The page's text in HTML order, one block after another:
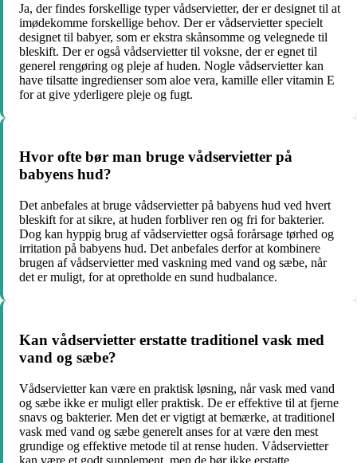
Ja, der findes forskellige typer vådservietter, der er designet til at
imødekomme forskellige behov. Der er vådservietter specielt
designet til babyer, som er ekstra skånsomme og velegnede til
bleskift. Der er også vådservietter til voksne, der er egnet til
generel rengøring og pleje af huden. Nogle vådservietter kan
have tilsatte ingredienser som aloe vera, kamille eller vitamin E
for at give yderligere pleje og fugt.
Hvor ofte bør man bruge vådservietter på
babyens hud?
Det anbefales at bruge vådservietter på babyens hud ved hvert
bleskift for at sikre, at huden forbliver ren og fri for bakterier.
Dog kan hyppig brug af vådservietter også forårsage tørhed og
irritation på babyens hud. Det anbefales derfor at kombinere
brugen af vådservietter med vaskning med vand og sæbe, når
det er muligt, for at opretholde en sund hudbalance.
Kan vådservietter erstatte traditionel vask med
vand og sæbe?
Vådservietter kan være en praktisk løsning, når vask med vand
og sæbe ikke er muligt eller praktisk. De er effektive til at fjerne
snavs og bakterier. Men det er vigtigt at bemærke, at traditionel
vask med vand og sæbe generelt anses for at være den mest
grundige og effektive metode til at rense huden. Vådservietter
kan være et godt supplement, men de bør ikke erstatte